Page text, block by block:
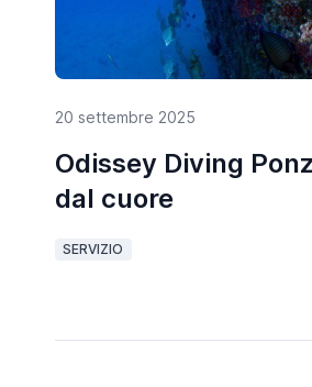
20 settembre 2025
Odissey Diving
dal cuore
SERVIZIO